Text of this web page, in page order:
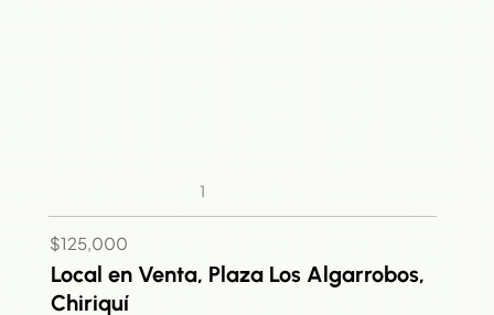
1
$125,000
Local en Venta, Plaza Los Algarrobos,
Chiriquí